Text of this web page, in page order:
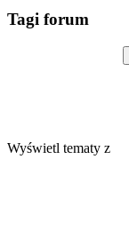
Tagi forum
Wyświetl tematy z